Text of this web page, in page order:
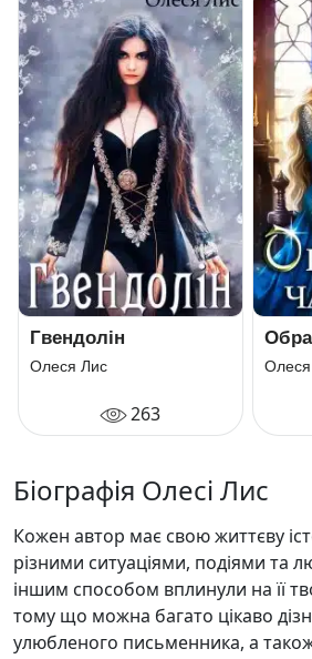
Гвендолін
Олеся Лис
263
Біографія Олесі Лис
Кожен автор має свою життєву
різними ситуаціями, подіями та
іншим способом вплинули на її
тому що можна багато цікаво
улюбленого письменника, а